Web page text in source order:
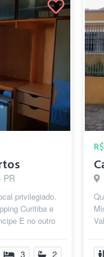
PR
privilegiado.
Curitiba e
E no outro
3 2